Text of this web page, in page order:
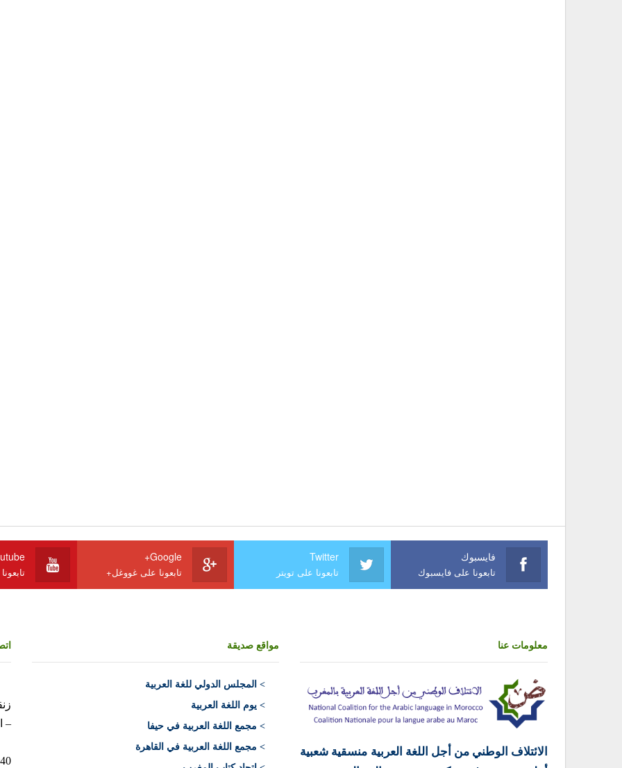
فايسبوك
تابعونا على فايسبوك
Twitter
تابعونا على تويتر
Google+
تابعونا على غووغل+
معلومات عنا
الائتلاف الوطني من أجل اللغة العربية منسقية شعبية
مواقع صديقة
> المجلس الدولي للغة العربية
> يوم اللغة العربية
> مجمع اللغة العربية في حيفا
> مجمع اللغة العربية في القاهرة
–
10040